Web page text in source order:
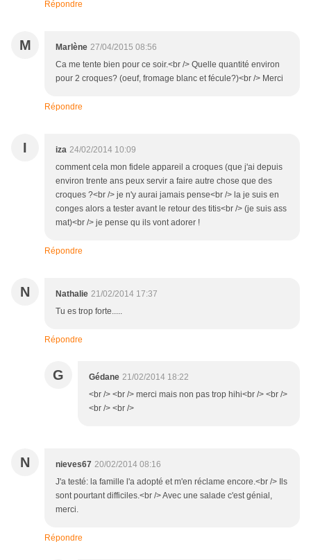
Répondre
M Marlène 27/04/2015 08:56
Ca me tente bien pour ce soir.<br /> Quelle quantité environ
pour 2 croques? (oeuf, fromage blanc et fécule?)<br /> Merci
Répondre
I iza 24/02/2014 10:09
comment cela mon fidele appareil a croques (que j'ai depuis
environ trente ans peux servir a faire autre chose que des
croques ?<br /> je n'y aurai jamais pense<br /> la je suis en
conges alors a tester avant le retour des titis<br /> (je suis ass
mat)<br /> je pense qu ils vont adorer !
Répondre
N Nathalie 21/02/2014 17:37
Tu es trop forte.....
Répondre
G Gédane 21/02/2014 18:22
<br /> <br /> merci mais non pas trop hihi<br /> <br />
<br /> <br />
N nieves67 20/02/2014 08:16
J'a testé: la famille l'a adopté et m'en réclame encore.<br /> Ils
sont pourtant difficiles.<br /> Avec une salade c'est génial,
merci.
Répondre